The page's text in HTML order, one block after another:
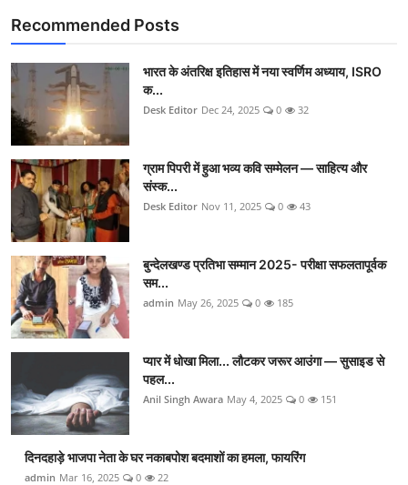
Recommended Posts
भारत के अंतरिक्ष इतिहास में नया स्वर्णिम अध्याय, ISRO
क...
Desk Editor Dec 24, 2025 0 32
ग्राम पिपरी में हुआ भव्य कवि सम्मेलन — साहित्य और
संस्क...
Desk Editor Nov 11, 2025 0 43
बुन्देलखण्ड प्रतिभा सम्मान 2025- परीक्षा सफलतापूर्वक
सम...
admin May 26, 2025 0 185
प्यार में धोखा मिला... लौटकर जरूर आउंगा — सुसाइड से
पहल...
Anil Singh Awara May 4, 2025 0 151
दिनदहाड़े भाजपा नेता के घर नकाबपोश बदमाशों का हमला, फायरिंग
admin Mar 16, 2025 0 22